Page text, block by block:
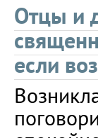
Отцы и
если